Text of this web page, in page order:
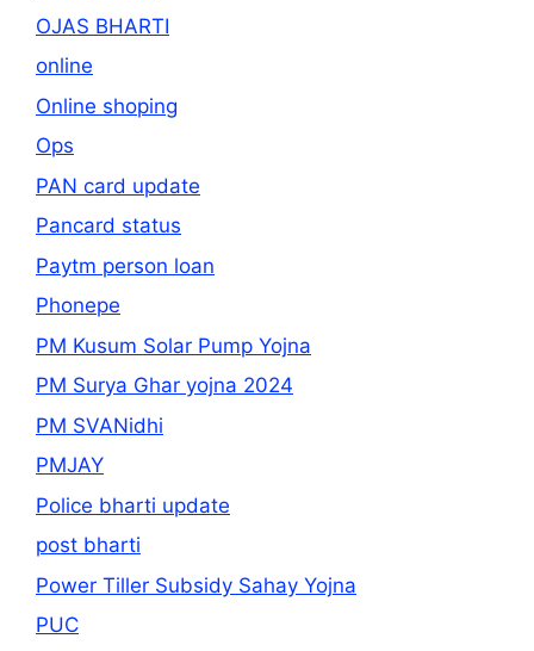
OJAS BHARTI
online
Online shoping
Ops
PAN card update
Pancard status
Paytm person loan
Phonepe
PM Kusum Solar Pump Yojna
PM Surya Ghar yojna 2024
PM SVANidhi
PMJAY
Police bharti update
post bharti
Power Tiller Subsidy Sahay Yojna
PUC